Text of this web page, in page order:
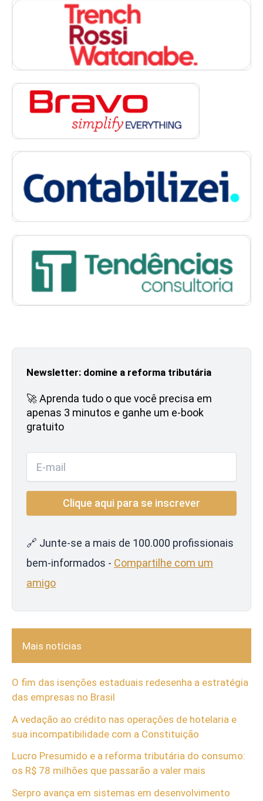
Newsletter: domine a reforma tributária
🚀 Aprenda tudo o que você precisa em
apenas 3 minutos e ganhe um e-book
gratuito
🔗 Junte-se a mais de 100.000 profissionais
bem-informados - Compartilhe com um
amigo
Mais notícias
O fim das isenções estaduais redesenha a estratégia
das empresas no Brasil
A vedação ao crédito nas operações de hotelaria e
sua incompatibilidade com a Constituição
Lucro Presumido e a reforma tributária do consumo:
os R$ 78 milhões que passarão a valer mais
Serpro avança em sistemas em desenvolvimento